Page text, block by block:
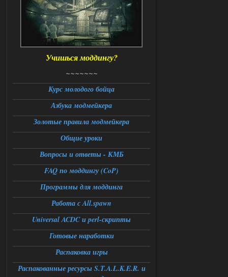
Ответить ➤
06.08.2026
Universal Teleport v2.0
DEDULYA-1967
Доступно только для пользователей
Ответить ➤
Universal Teleport v2.0
12:26
Stalker-Mods-Clan-su
Ответить ➤
Universal Teleport v2.0
DEDULYA-1967
Поставил на чистый сталкер
вылет [error]Arguments :
msg_box_kicked_by_server:picture
Ответить ➤
Учишься моддингу?
~~~~~~~
Курс молодого бойца
Азбука модмейкера
Золотые правила модмейкера
Общие уроки
Вопросы и ответы - КМБ
FAQ по моддингу (CoP)
Программы для моддинга
Работа с All.spawn
Universal ACDC и perl-скрипты
Готовые наработки
Распаковка игры
Распакованные ресурсы S.T.A.L.K.E.R. и